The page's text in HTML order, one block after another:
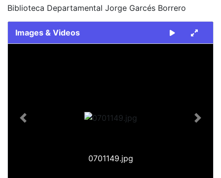
Biblioteca Departamental Jorge Garcés Borrero
Images & Videos
0701149.jpg
Previous Next